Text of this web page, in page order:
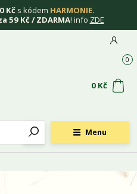
Kč s kódem HARMONIE.
59 Kč / ZDARMA! info ZDE
Menu
0
0 Kč